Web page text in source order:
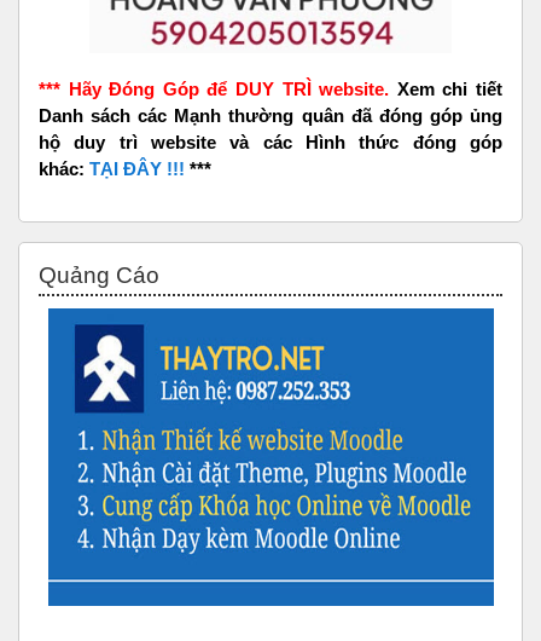
*** Hãy Đóng Góp để DUY TRÌ website. Xem chi tiết
Danh sách các Mạnh thường quân đã đóng góp ủng
hộ duy trì website và các Hình thức đóng góp
khác: TẠI ĐÂY !!! ***
Quảng Cáo